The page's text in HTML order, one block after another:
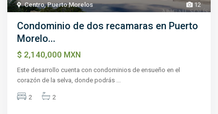
12
Centro,Puerto Morelos
Condominio de dos recamaras en Puerto
Morelo...
$ 2,140,000 MXN
Este desarrollo cuenta con condominios de ensueño en el
corazón de la selva, donde podrás ...
2 2